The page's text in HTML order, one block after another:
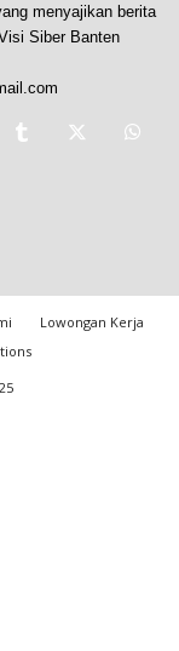
menyajikan berita
Siber Banten
Lowongan Kerja